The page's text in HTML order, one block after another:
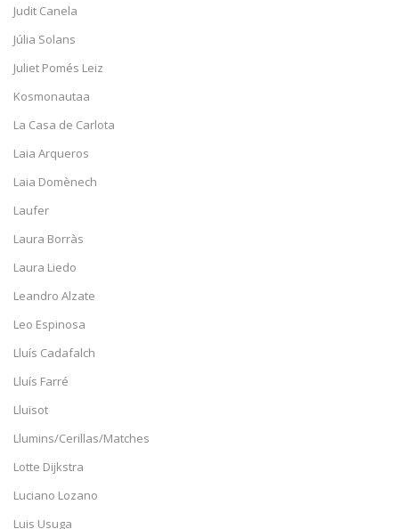
Judit Canela
Júlia Solans
Juliet Pomés Leiz
Kosmonautaa
La Casa de Carlota
Laia Arqueros
Laia Domènech
Laufer
Laura Borràs
Laura Liedo
Leandro Alzate
Leo Espinosa
Lluís Cadafalch
Lluís Farré
Lluïsot
Llumins/Cerillas/Matches
Lotte Dijkstra
Luciano Lozano
Luis Usuga